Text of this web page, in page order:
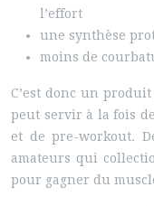
l’effort
une synthèse
moins de
C’est donc un
peut servir à la fois
et de pre-workout.
amateurs qui
pour gagner du